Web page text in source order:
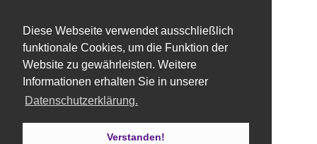
Diese Webseite verwendet ausschließlich
funktionale Cookies, um die Funktion der
Website zu gewährleisten. Weitere
Informationen erhalten Sie in unserer
Datenschutzerklärung.
Verstanden!